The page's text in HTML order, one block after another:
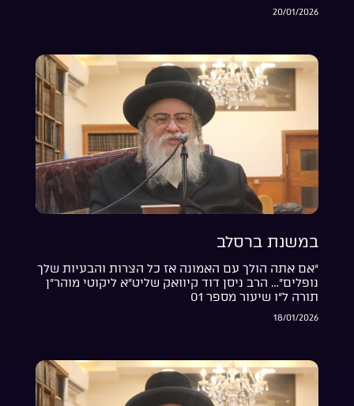
20/01/2026
במשנת ברסלב
“אם אתה הולך עם האמונה אז כל הצרות והבעיות שלך
נופלים”… הרב ניסן דוד קיוואק שליט”א ליקוטי מוהר”ן
תורה ל”ו שיעור מספר 01
18/01/2026